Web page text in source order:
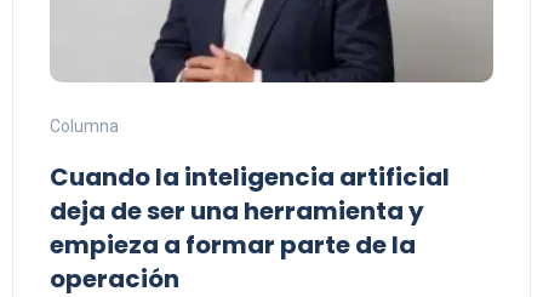
Columna
Cuando la inteligencia artificial
deja de ser una herramienta y
empieza a formar parte de la
operación